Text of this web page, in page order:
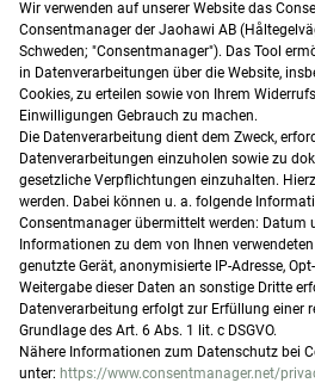
Wir verwenden auf unserer Website das
Consentmanager der Jaohawi AB
Schweden; "Consentmanager"). Das Tool
in Datenverarbeitungen über die Website,
Cookies, zu erteilen sowie von Ihrem
Einwilligungen Gebrauch zu machen.
Die Datenverarbeitung dient dem Zweck,
Datenverarbeitungen einzuholen sowie zu
gesetzliche Verpflichtungen einzuhalten.
werden. Dabei können u. a. folgende
Consentmanager übermittelt werden: Datum
Informationen zu dem von Ihnen
genutzte Gerät, anonymisierte IP-Adresse,
Weitergabe dieser Daten an sonstige Dritte
Datenverarbeitung erfolgt zur Erfüllung einer
Grundlage des Art. 6 Abs. 1 lit. c DSGVO.
Nähere Informationen zum Datenschutz bei
unter: https://www.consentmanager.net/